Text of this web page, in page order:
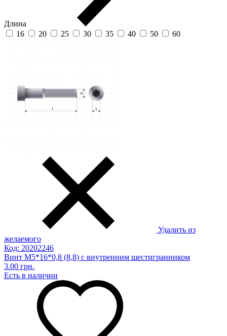
Длина
16
20 25 30 35 40 50 60
Удалить из
желаемого
Код: 20202246
Винт М5*16*0,8 (8,8) с внутренним шестигранником
3.00 грн.
Есть в наличии